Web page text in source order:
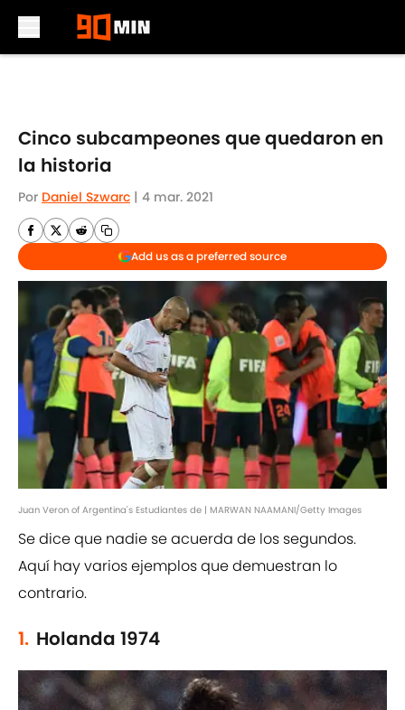
Cinco subcampeones que quedaron en
la historia
Por Daniel Szwarc | 4 mar. 2021
Add us as a preferred source
Juan Veron of Argentina's Estudiantes de | MARWAN NAAMANI/Getty Images
Se dice que nadie se acuerda de los segundos.
Aquí hay varios ejemplos que demuestran lo
contrario.
1. Holanda 1974